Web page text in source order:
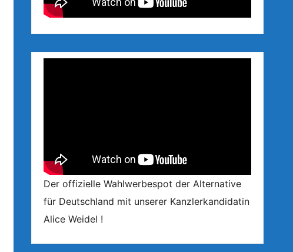
Der offizielle Wahlwerbespot der Alternative
für Deutschland mit unserer Kanzlerkandidatin
Alice Weidel !